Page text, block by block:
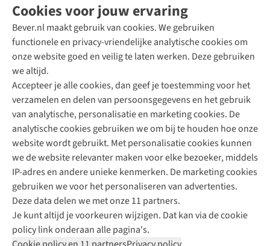
Cookies voor jouw ervaring
Bever.nl maakt gebruik van cookies. We gebruiken
functionele en privacy-vriendelijke analytische cookies om
onze website goed en veilig te laten werken. Deze gebruiken
we altijd.
Accepteer je alle cookies, dan geef je toestemming voor het
verzamelen en delen van persoonsgegevens en het gebruik
van analytische, personalisatie en marketing cookies. De
analytische cookies gebruiken we om bij te houden hoe onze
website wordt gebruikt. Met personalisatie cookies kunnen
we de website relevanter maken voor elke bezoeker, middels
IP-adres en andere unieke kenmerken. De marketing cookies
gebruiken we voor het personaliseren van advertenties.
Deze data delen we met onze 11 partners.
Je kunt altijd je voorkeuren wijzigen. Dat kan via de cookie
policy link onderaan alle pagina's.
Direct advies van een Buitenexpert
+31 (0)85 888 50 88
+31 6 12 28 49 80
Contactformulier